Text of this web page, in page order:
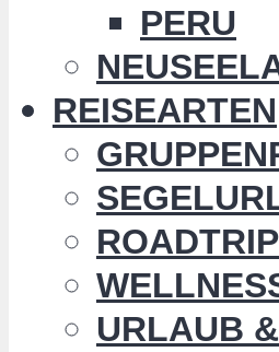
PERU
REISEARTEN
URLAUB